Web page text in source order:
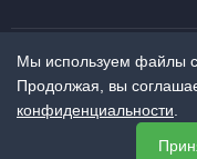
МЕНЮ
Мы используем файлы
Продолжая, вы
конфиденциальности